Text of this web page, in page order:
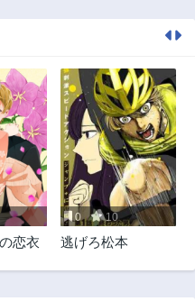
第189話
1ヶ月前
第187話
1ヶ月前
第185話
1ヶ月前
第183話
1ヶ月前
第181話
恋衣
0 10
逃げろ松本